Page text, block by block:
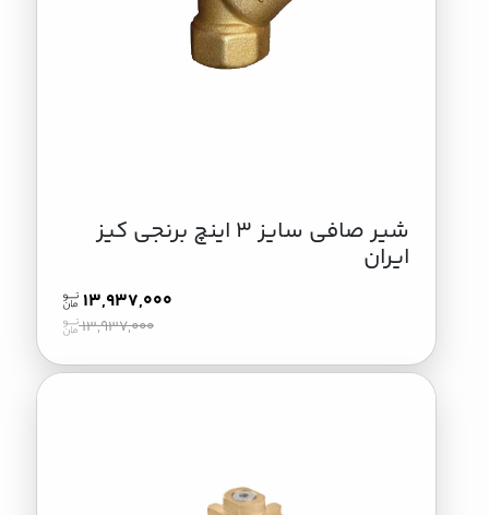
شیر صافی سایز 3 اینچ برنجی کیز
ایران
13,937,000
13,937,000